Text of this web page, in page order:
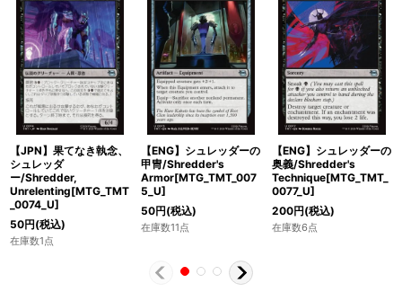
【JPN】果てなき執念、
シュレッダ
ー/Shredder,
Unrelenting[MTG_TMT
_0074_U]
50円(税込)
在庫数1点
【ENG】シュレッダーの
甲冑/Shredder's
Armor[MTG_TMT_007
5_U]
50円(税込)
在庫数11点
【ENG】シュレッダーの
奥義/Shredder's
Technique[MTG_TMT_
0077_U]
200円(税込)
在庫数6点